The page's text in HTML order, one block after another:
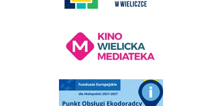
Punkt Obsługi Ekodoradcy Wieliczka